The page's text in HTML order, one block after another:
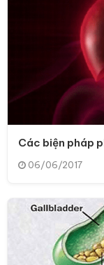
Các biện pháp
06/06/2017